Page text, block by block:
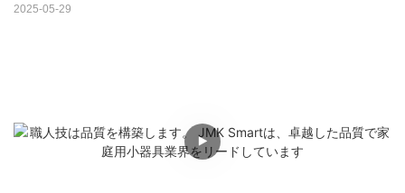
2025-05-29